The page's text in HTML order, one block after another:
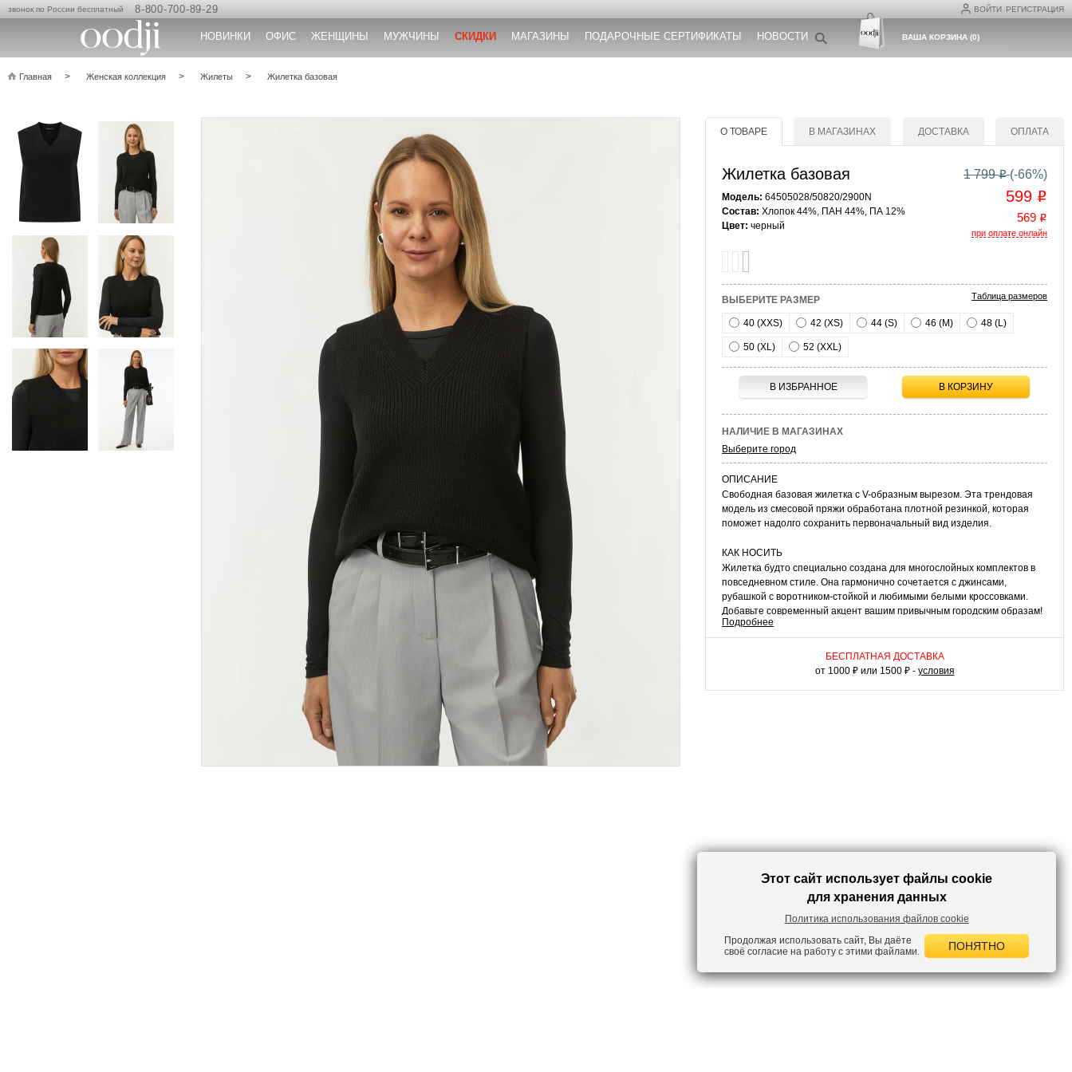
ВОЙТИ РЕГИСТРАЦИЯ
звонок по России бесплатный 8-800-700-89-29
НОВИНКИ ОФИС ЖЕНЩИНЫ МУЖЧИНЫ СКИДКИ МАГАЗИНЫ ПОДАРОЧНЫЕ СЕРТИФИКАТЫ НОВОСТИ ВАША КОРЗИНА(0)
Главная Женская коллекция Жилеты Жилетка базовая
О ТОВАРЕ В МАГАЗИНАХ ДОСТАВКА ОПЛАТА
Жилетка базовая
Модель: 64505028/50820/2900N
Состав: Хлопок 44%, ПАН 44%, ПА 12%
Цвет: черный
1 799o (-66%)
599 o
569 o
при оплате онлайн
ВЫБЕРИТЕ РАЗМЕР Таблица размеров
40 (XXS) 42 (XS) 44 (S) 46 (M) 48 (L)
50 (XL) 52 (XXL)
В ИЗБРАННОЕ В КОРЗИНУ
НАЛИЧИЕ В МАГАЗИНАХ
Выберите город
ОПИСАНИЕ
Свободная базовая жилетка с V-образным вырезом. Эта трендовая
модель из смесовой пряжи обработана плотной резинкой, которая
поможет надолго сохранить первоначальный вид изделия.
КАК НОСИТЬ
Жилетка будто специально создана для многослойных комплектов в
повседневном стиле. Она гармонично сочетается с джинсами,
рубашкой с воротником-стойкой и любимыми белыми кроссовками.
Добавьте современный акцент вашим привычным городским образам!
Подробнее
БЕСПЛАТНАЯ ДОСТАВКА
от 1000 ₽ или 1500 ₽ - условия
Этот сайт использует файлы cookie
для хранения данных
Политика использования файлов cookie
Продолжая использовать сайт, Вы даёте
своё согласие на работу с этими файлами.
ПОНЯТНО